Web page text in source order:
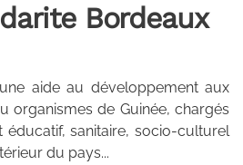
Bordeaux
aide au développement aux
organismes de Guinée, chargés
sanitaire, socio-culturel
du pays...